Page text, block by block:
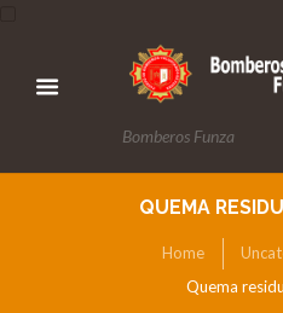
Bomberos Funza
QUEMA
Home
Quema